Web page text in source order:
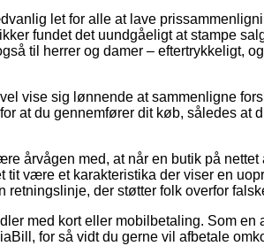
let for alle at lave
fundet det uundgåeligt at stampe
til herrer og damer – eftertrykkeligt,
vise sig lønnende at sammenligne
at du gennemfører dit køb, således at
årvågen med, at når en butik på
tit være et karakteristika der viser en
retningslinje, der støtter folk overfor
med kort eller mobilbetaling. Som
for så vidt du gerne vil afbetale